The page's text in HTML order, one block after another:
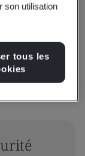
son utilisation
tous les